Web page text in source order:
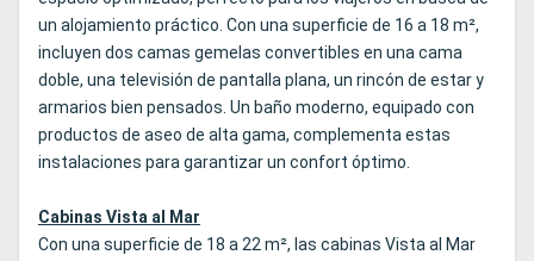
un alojamiento práctico. Con una superficie de 16 a 18 m²,
incluyen dos camas gemelas convertibles en una cama
doble, una televisión de pantalla plana, un rincón de estar y
armarios bien pensados. Un baño moderno, equipado con
productos de aseo de alta gama, complementa estas
instalaciones para garantizar un confort óptimo.
Cabinas Vista al Mar
Con una superficie de 18 a 22 m², las cabinas Vista al Mar